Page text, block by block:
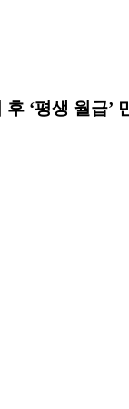
‘평생 월급’